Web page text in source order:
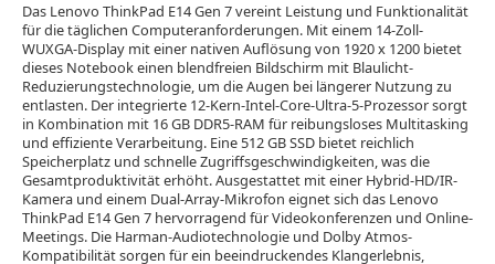
Das Lenovo ThinkPad E14 Gen 7 vereint Leistung und Funktionalität
für die täglichen Computeranforderungen. Mit einem 14-Zoll-
WUXGA-Display mit einer nativen Auflösung von 1920 x 1200 bietet
dieses Notebook einen blendfreien Bildschirm mit Blaulicht-
Reduzierungstechnologie, um die Augen bei längerer Nutzung zu
entlasten. Der integrierte 12-Kern-Intel-Core-Ultra-5-Prozessor sorgt
in Kombination mit 16 GB DDR5-RAM für reibungsloses Multitasking
und effiziente Verarbeitung. Eine 512 GB SSD bietet reichlich
Speicherplatz und schnelle Zugriffsgeschwindigkeiten, was die
Gesamtproduktivität erhöht. Ausgestattet mit einer Hybrid-HD/IR-
Kamera und einem Dual-Array-Mikrofon eignet sich das Lenovo
ThinkPad E14 Gen 7 hervorragend für Videokonferenzen und Online-
Meetings. Die Harman-Audiotechnologie und Dolby Atmos-
Kompatibilität sorgen für ein beeindruckendes Klangerlebnis,